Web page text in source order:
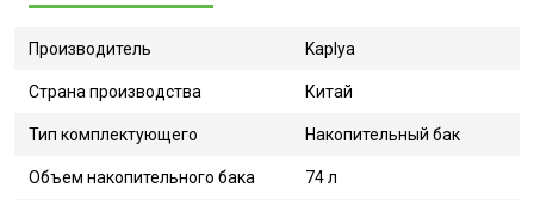
Производитель Kaplya
Страна производства Китай
Тип комплектующего Накопительный бак
Объем накопительного бака 74 л